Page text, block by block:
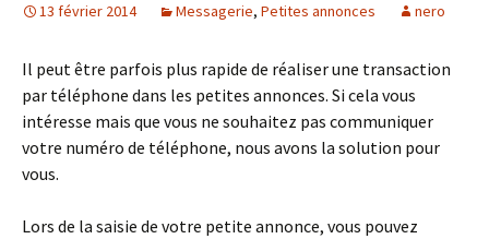
13 février 2014 Messagerie, Petites annonces nero
Il peut être parfois plus rapide de réaliser une transaction
par téléphone dans les petites annonces. Si cela vous
intéresse mais que vous ne souhaitez pas communiquer
votre numéro de téléphone, nous avons la solution pour
vous.
Lors de la saisie de votre petite annonce, vous pouvez